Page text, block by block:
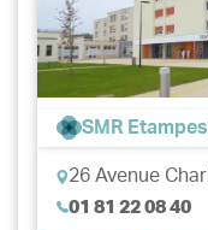
SMR Etampes
26 Avenue
01 81 22 08 40